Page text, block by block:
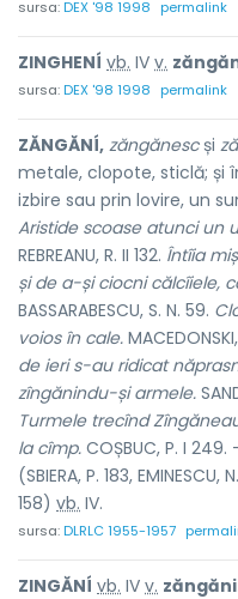
sursa:DEX '98 1998 permalink
ZINGHENÍ vb. IV v.
sursa:DEX '98 1998 permalink
ZĂNGĂNÍ, zăngănescși
metale, clopote, sticlă; și
izbire sau prin lovire, un
Aristide scoase atunci un
REBREANU, R. II 132. Întîia
și de a-și ciocni călcîiele,
BASSARABESCU, S. N. 59.
voios în cale.
de ieri s-au ridicat
zîngănindu-și armele.
Turmele trecînd
la cîmp. COȘBUC, P. I
(SBIERA, P. 183, EMINESCU,
158) vb. IV.
sursa:DLRLC 1955-1957
ZINGĂNÍ vb. IV v.